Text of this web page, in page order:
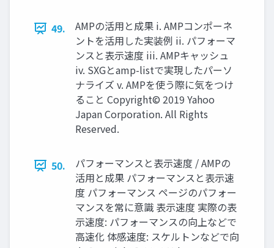
49.
AMPの活用と成果 i. AMPコンポーネ
ントを活用した実装例 ii. パフォーマ
ンスと表示速度 iii. AMPキャッシュ
iv. SXGとamp-listで実現したパーソ
ナライズ v. AMPを使う際に気をつけ
ること Copyright© 2019 Yahoo
Japan Corporation. All Rights
Reserved.
50.
パフォーマンスと表示速度 / AMPの
活用と成果 パフォーマンスと表示速
度 パフォーマンス ページのパフォー
マンスを常に意識 表示速度 実際の表
示速度: パフォーマンスの向上などで
高速化 体感速度: スケルトンなどで向